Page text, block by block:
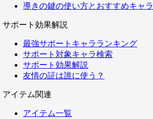
導きの鍵の使い方とおすすめキャラ
サポート効果解説
最強サポートキャラランキング
サポート対象キャラ検索
サポート効果解説
友情の証は誰に使う？
アイテム関連
アイテム一覧